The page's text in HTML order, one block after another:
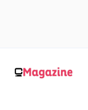
contenuto